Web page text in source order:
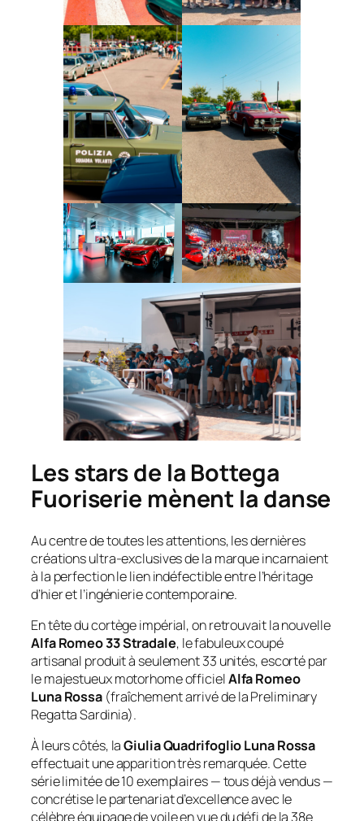
Les stars de la Bottega
Fuoriserie mènent la danse
Au centre de toutes les attentions, les dernières
créations ultra-exclusives de la marque incarnaient
à la perfection le lien indéfectible entre l’héritage
d’hier et l’ingénierie contemporaine.
En tête du cortège impérial, on retrouvait la nouvelle
Alfa Romeo 33 Stradale, le fabuleux coupé
artisanal produit à seulement 33 unités, escorté par
le majestueux motorhome officielAlfa Romeo
Luna Rossa (fraîchement arrivé de laPreliminary
Regatta Sardinia).
À leurs côtés, laGiulia Quadrifoglio Luna Rossa
effectuait une apparition très remarquée. Cette
série limitée de 10 exemplaires — tous déjà vendus —
concrétise le partenariat d’excellence avec le
célèbre équipage de voile en vue du défi de la 38e